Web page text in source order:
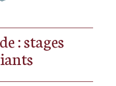
: stages